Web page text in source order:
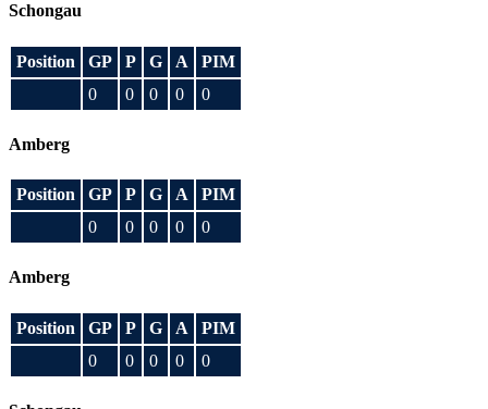
Schongau
Position GP P G A
PIM
0
0 0 0 0
Amberg
Position GP P G A
PIM
0
0 0 0 0
Amberg
Position GP P G A
PIM
0
0 0 0 0